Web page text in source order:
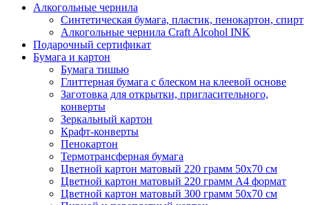
Алкогольные чернила
Синтетическая бумага, пластик, пенокартон, спирт
Алкогольные чернила Craft Alcohol INK
Подарочный сертификат
Бумага и картон
Бумага тишью
Глиттерная бумага с блеском на клеевой основе
Заготовка для открытки, пригласительного,
конверты
Зеркальный картон
Крафт-конверты
Пенокартон
Термотрансферная бумага
Цветной картон матовый 220 грамм 50х70 см
Цветной картон матовый 220 грамм A4 формат
Цветной картон матовый 300 грамм 50х70 см